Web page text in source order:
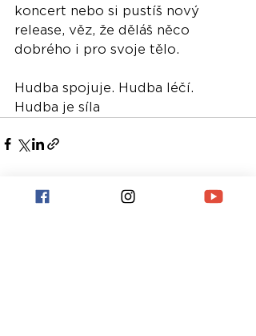
koncert nebo si pustíš nový
release, věz, že děláš něco
dobrého i pro svoje tělo.
Hudba spojuje. Hudba léčí.
Hudba je síla
Nejnovější příspěvky